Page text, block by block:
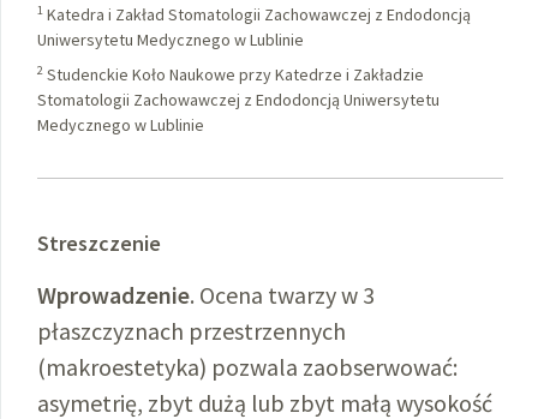
1 Katedra i Zakład Stomatologii Zachowawczej z Endodoncją
Uniwersytetu Medycznego w Lublinie
2 Studenckie Koło Naukowe przy Katedrze i Zakładzie
Stomatologii Zachowawczej z Endodoncją Uniwersytetu
Medycznego w Lublinie
Streszczenie
Wprowadzenie. Ocena twarzy w 3
płaszczyznach przestrzennych
(makroestetyka) pozwala zaobserwować:
asymetrię, zbyt dużą lub zbyt małą wysokość